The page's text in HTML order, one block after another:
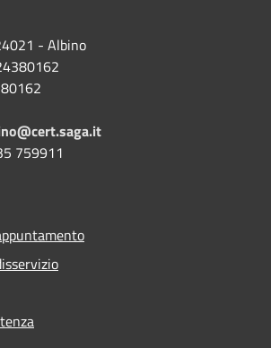
- Albino
759911